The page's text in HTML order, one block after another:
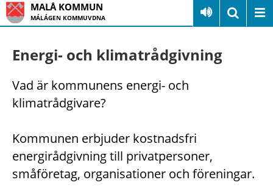
MALÅ KOMMUN
MÁLÁGEN KOMMUVDNA
Energi- och klimatrådgivning
Vad är kommunens energi- och
klimatrådgivare?
Kommunen erbjuder kostnadsfri
energirådgivning till privatpersoner,
småföretag, organisationer och föreningar.